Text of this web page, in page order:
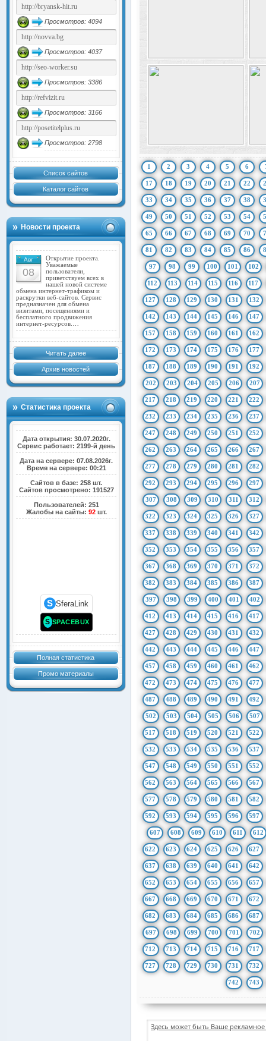
Просмотров: 4094
Просмотров: 4037
Просмотров: 3386
Просмотров: 3166
Просмотров: 2798
Список сайтов
Каталог сайтов
Новости проекта
Авг
08
Открытие проекта.
Уважаемые
пользователи,
приветствуем всех в
нашей новой системе
обмена интернет-трафиком и
раскрутки веб-сайтов. Сервис
предназначен для обмена
визитами, посещениями и
бесплатного продвижения
интернет-ресурсов.…
Читать далее
Архив новостей
Статистика проекта
Дата открытия: 30.07.2020г.
Сервис работает: 2199-й день
Дата на сервере: 07.08.2026г.
Время на сервере: 00:21
Сайтов в базе: 258 шт.
Сайтов просмотрено: 191527
Пользователей: 251
Жалобы на сайты: 92шт.
S SferaLink
S SPACEBUX
Полная статистика
Промо материалы
1 2 3 4 5 6
17 18 19 20 21 22
33 34 35 36 37 38
49 50 51 52 53 54
65 66 67 68 69 70
81 82 83 84 85 86
97 98 99 100 101 102
112 113 114 115 116 117
127 128 129 130 131 132
142 143 144 145 146 147
157 158 159 160 161 162
172 173 174 175 176 177
187 188 189 190 191 192
202 203 204 205 206 207
217 218 219 220 221 222
232 233 234 235 236 237
247 248 249 250 251 252
262 263 264 265 266 267
277 278 279 280 281 282
292 293 294 295 296 297
307 308 309 310 311 312
322 323 324 325 326 327
337 338 339 340 341 342
352 353 354 355 356 357
367 368 369 370 371 372
382 383 384 385 386 387
397 398 399 400 401 402
412 413 414 415 416 417
427 428 429 430 431 432
442 443 444 445 446 447
457 458 459 460 461 462
472 473 474 475 476 477
487 488 489 490 491 492
502 503 504 505 506 507
517 518 519 520 521 522
532 533 534 535 536 537
547 548 549 550 551 552
562 563 564 565 566 567
577 578 579 580 581 582
592 593 594 595 596 597
607 608 609 610 611 612
622 623 624 625 626 627
637 638 639 640 641 642
652 653 654 655 656 657
667 668 669 670 671 672
682 683 684 685 686 687
697 698 699 700 701 702
712 713 714 715 716 717
727 728 729 730 731 732
742 743
Здесь может быть Ваше